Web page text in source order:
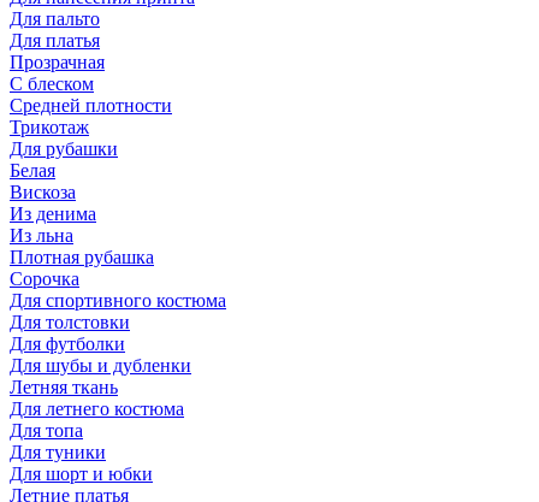
Для пальто
Для платья
Прозрачная
С блеском
Средней плотности
Трикотаж
Для рубашки
Белая
Вискоза
Из денима
Из льна
Плотная рубашка
Сорочка
Для спортивного костюма
Для толстовки
Для футболки
Для шубы и дубленки
Летняя ткань
Для летнего костюма
Для топа
Для туники
Для шорт и юбки
Летние платья